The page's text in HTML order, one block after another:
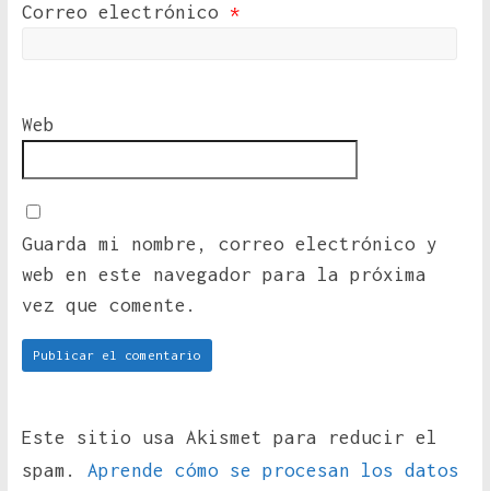
Correo electrónico *
Web
Guarda mi nombre, correo electrónico y
web en este navegador para la próxima
vez que comente.
Este sitio usa Akismet para reducir el
spam. Aprende cómo se procesan los datos